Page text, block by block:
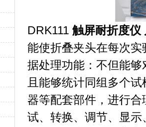
DRK111 触屏耐折度仪
能使折叠夹头在每次
据处理功能：不但能
且能够统计同组多个
器等配套部件，进行
试、转换、调节、显